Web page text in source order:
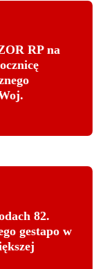
RP na
82.
gestapo w